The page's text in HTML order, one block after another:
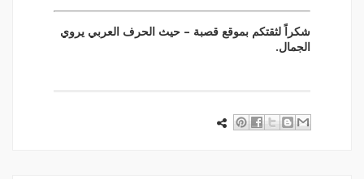
شكراً لثقتكم بموقع قصبة – حيث الحرف العربي يروي
الجمال.